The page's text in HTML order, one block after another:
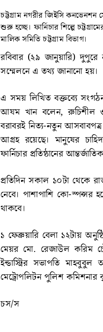
চট্টগ্রাম নগরীর জিইসি কনভেনশন
শুরু হচ্ছে। ফার্নিচার শিল্পে
মালিক সমিতি চট্টগ্রাম বিভাগ।
রবিবার (২৯ জানুয়ারি)
সম্মেলনে এ তথ্য জানানো হয়।
এ সময় লিখিত বক্তব্যে
আযম খান বলেন, রুচিশীল ও
বরাবরই নিত্য-নতুন
আগ্রহ রয়েছে। মানুষের
ফার্নিচার প্রতিষ্ঠানের
প্রতিদিন সকাল ১০টা থেকে
নেবে। পাশাপাশি কো-স্পন্সর
থাকবে।
১ ফেব্রুয়ারি বেলা ১২টায়
মেয়র মো. রেজাউল করিম
ইন্ডাস্ট্রির সভাপতি
মেট্রোপলিটন পুলিশ কমিশনার
চস/স